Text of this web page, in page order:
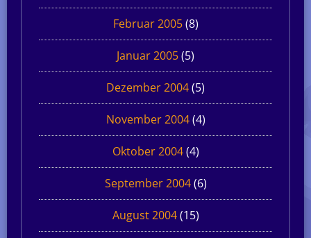
Februar 2005(8)
Januar 2005(5)
Dezember 2004(5)
November 2004(4)
Oktober 2004(4)
September 2004(6)
August 2004(15)